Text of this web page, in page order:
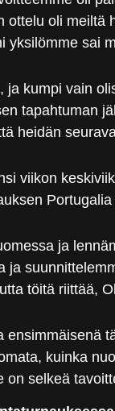
ottelu oli meiltä
yksilömme sai
ja kumpi vain
tapahtuman
heidän
viikon
ja
ja
töitä riittää,
ensimmäisenä
kuinka
on selkeä